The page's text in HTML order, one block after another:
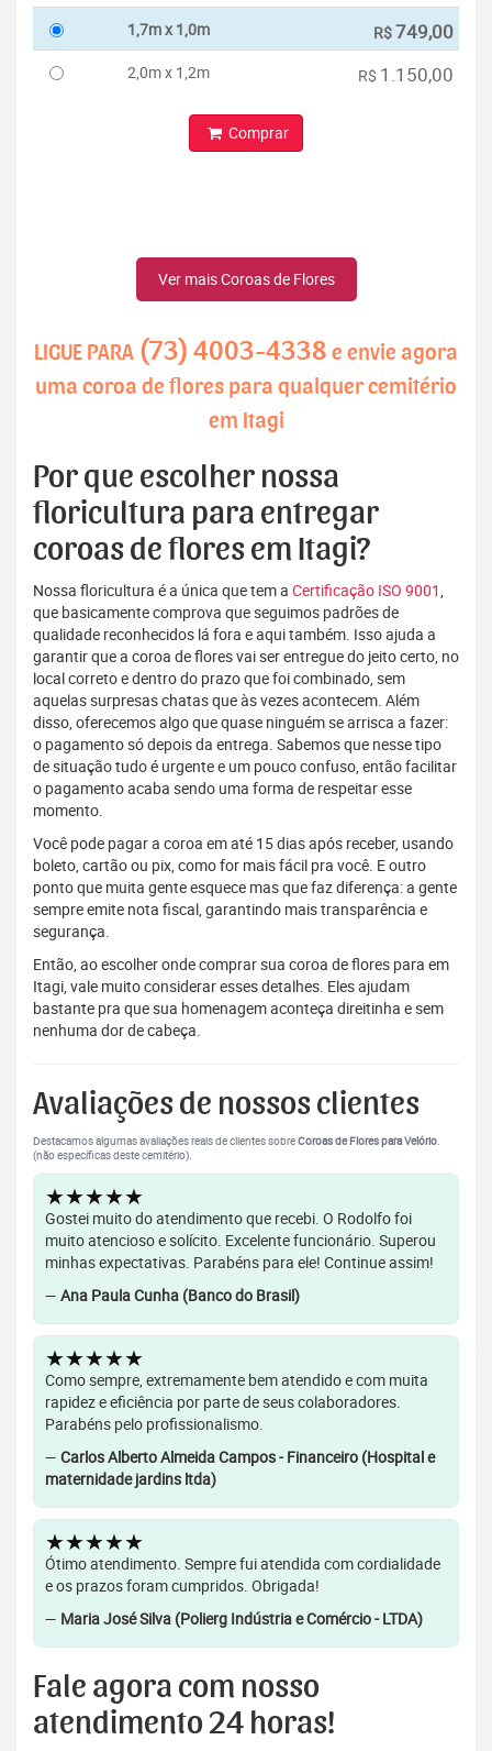
1,7m x 1,0m R$749,00
2,0m x 1,2m R$ 1.150,00
Comprar
Ver mais Coroas de Flores
LIGUE PARA (73) 4003-4338 e envie agora
uma coroa de flores para qualquer cemitério
em Itagi
Por que escolher nossa
floricultura para entregar
coroas de flores em Itagi?
Nossa floricultura é a única que tem a Certificação ISO 9001,
que basicamente comprova que seguimos padrões de
qualidade reconhecidos lá fora e aqui também. Isso ajuda a
garantir que a coroa de flores vai ser entregue do jeito certo, no
local correto e dentro do prazo que foi combinado, sem
aquelas surpresas chatas que às vezes acontecem. Além
disso, oferecemos algo que quase ninguém se arrisca a fazer:
o pagamento só depois da entrega. Sabemos que nesse tipo
de situação tudo é urgente e um pouco confuso, então facilitar
o pagamento acaba sendo uma forma de respeitar esse
momento.
Você pode pagar a coroa em até 15 dias após receber, usando
boleto, cartão ou pix, como for mais fácil pra você. E outro
ponto que muita gente esquece mas que faz diferença: a gente
sempre emite nota fiscal, garantindo mais transparência e
segurança.
Então, ao escolher onde comprar sua coroa de flores para em
Itagi, vale muito considerar esses detalhes. Eles ajudam
bastante pra que sua homenagem aconteça direitinha e sem
nenhuma dor de cabeça.
Avaliações de nossos clientes
Destacamos algumas avaliações reais de clientes sobreCoroas de Flores para Velório.
(não específicas deste cemitério).
★★★★★
Gostei muito do atendimento que recebi. O Rodolfo foi
muito atencioso e solícito. Excelente funcionário. Superou
minhas expectativas. Parabéns para ele! Continue assim!
— Ana Paula Cunha (Banco do Brasil)
★★★★★
Como sempre, extremamente bem atendido e com muita
rapidez e eficiência por parte de seus colaboradores.
Parabéns pelo profissionalismo.
— Carlos Alberto Almeida Campos - Financeiro (Hospital e
maternidade jardins ltda)
★★★★★
Ótimo atendimento. Sempre fui atendida com cordialidade
e os prazos foram cumpridos. Obrigada!
— Maria José Silva (Polierg Indústria e Comércio - LTDA)
Fale agora com nosso
atendimento 24 horas!